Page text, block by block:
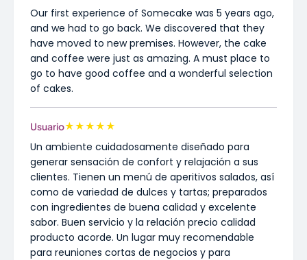
Our first experience of Somecake was 5 years ago,
and we had to go back. We discovered that they
have moved to new premises. However, the cake
and coffee were just as amazing. A must place to
go to have good coffee and a wonderful selection
of cakes.
Usuario★★★★★
Un ambiente cuidadosamente diseñado para
generar sensación de confort y relajación a sus
clientes. Tienen un menú de aperitivos salados, así
como de variedad de dulces y tartas; preparados
con ingredientes de buena calidad y excelente
sabor. Buen servicio y la relación precio calidad
producto acorde. Un lugar muy recomendable
para reuniones cortas de negocios y para